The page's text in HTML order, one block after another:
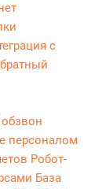
с
персоналом
Робот-
База